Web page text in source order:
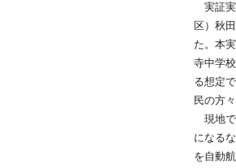
実証実
区）秋
た。本
寺中学
る想定
民の方
現地で
になる
を自動